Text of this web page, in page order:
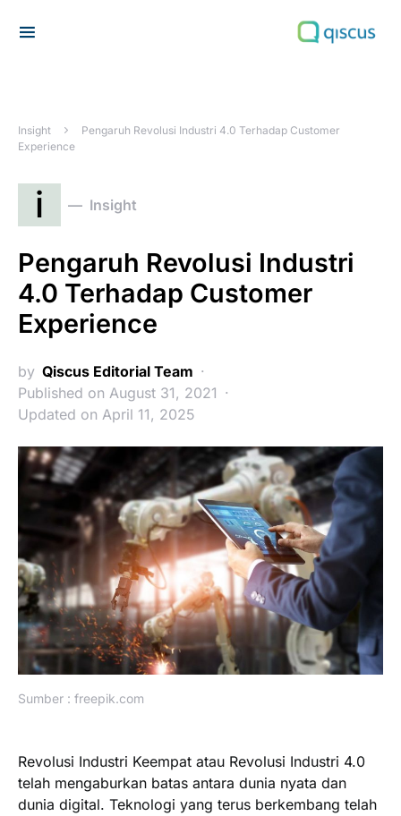
Insight
Pengaruh Revolusi Industri 4.0 Terhadap Customer
Experience
i Insight
Pengaruh Revolusi Industri
4.0 Terhadap Customer
Experience
by Qiscus Editorial Team
Published on August 31, 2021
Updated on April 11, 2025
Sumber : freepik.com
Revolusi Industri Keempat atau Revolusi Industri 4.0
telah mengaburkan batas antara dunia nyata dan
dunia digital. Teknologi yang terus berkembang telah